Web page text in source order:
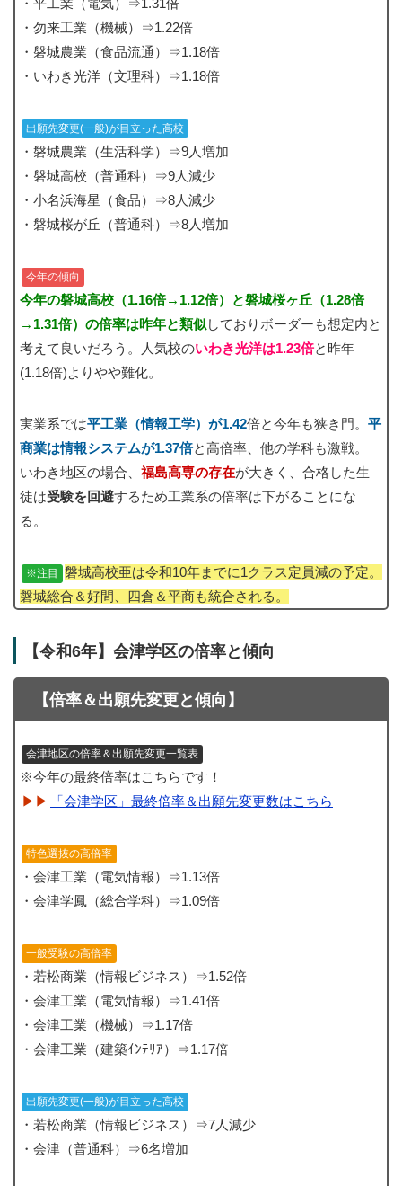
・平工業（電気）⇒1.31倍
・勿来工業（機械）⇒1.22倍
・磐城農業（食品流通）⇒1.18倍
・いわき光洋（文理科）⇒1.18倍
出願先変更(一般)が目立った高校
・磐城農業（生活科学）⇒9人増加
・磐城高校（普通科）⇒9人減少
・小名浜海星（食品）⇒8人減少
・磐城桜が丘（普通科）⇒8人増加
今年の傾向
今年の磐城高校（1.16倍→1.12倍）と磐城桜ヶ丘（1.28倍
→1.31倍）の倍率は昨年と類似しておりボーダーも想定内と
考えて良いだろう。人気校のいわき光洋は1.23倍と昨年
(1.18倍)よりやや難化。
実業系では平工業（情報工学）が1.42倍と今年も狭き門。 平
商業は情報システムが1.37倍と高倍率、他の学科も激戦。
いわき地区の場合、 福島高専の存在が大きく、合格した生
徒は受験を回避するため工業系の倍率は下がることにな
る。
※注目
磐城高校亜は令和10年までに1クラス定員減の予定。
磐城総合＆好間、四倉＆平商も統合される。
【令和6年】会津学区の倍率と傾向
【倍率＆出願先変更と傾向】
会津地区の倍率＆出願先変更一覧表
※今年の最終倍率はこちらです！
「会津学区」最終倍率＆出願先変更数はこちら
特色選抜の高倍率
・会津工業（電気情報）⇒1.13倍
・会津学鳳（総合学科）⇒1.09倍
一般受験の高倍率
・若松商業（情報ビジネス）⇒1.52倍
・会津工業（電気情報）⇒1.41倍
・会津工業（機械）⇒1.17倍
・会津工業（建築ｲﾝﾃﾘｱ）⇒1.17倍
出願先変更(一般)が目立った高校
・若松商業（情報ビジネス）⇒7人減少
・会津（普通科）⇒6名増加